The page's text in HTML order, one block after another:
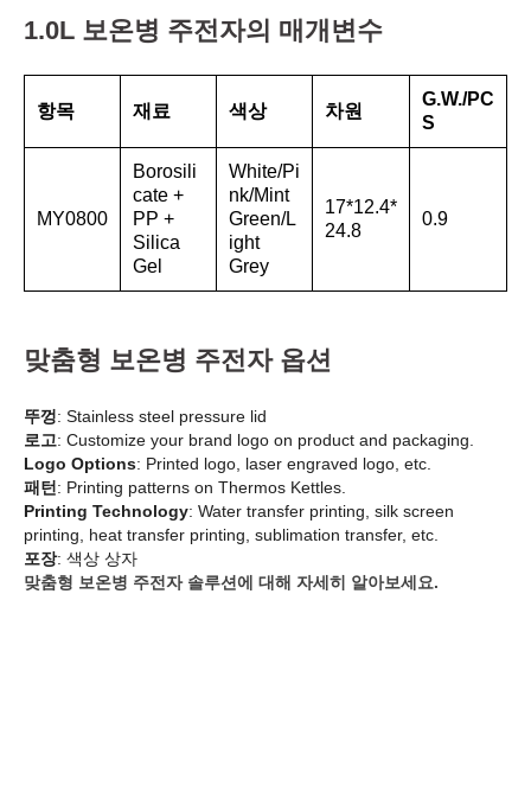
1.0L 보온병 주전자의 매개변수
항목 재료 색상 차원
G.W./PC
S
MY0800
Borosili
cate +
PP +
Silica
Gel
White/Pi
nk/Mint
Green/L
ight
Grey
17*12.4*
24.8
0.9
맞춤형 보온병 주전자 옵션
뚜껑: Stainless steel pressure lid
로고: Customize your brand logo on product and packaging.
Logo Options: Printed logo, laser engraved logo, etc.
패턴: Printing patterns on Thermos Kettles.
Printing Technology: Water transfer printing, silk screen
printing, heat transfer printing, sublimation transfer, etc.
포장: 색상 상자
맞춤형 보온병 주전자 솔루션에 대해 자세히 알아보세요.